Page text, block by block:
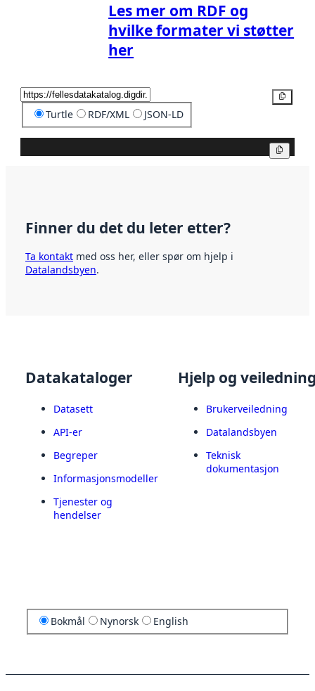
Les mer om RDF og
hvilke formater vi støtter
her
Turtle RDF/XML JSON-LD
Finner du det du leter etter?
Ta kontakt med oss her, eller spør om hjelp i
Datalandsbyen.
Datakataloger
Datasett
API-er
Begreper
Informasjonsmodeller
Tjenester og
hendelser
Hjelp og
Brukerveiledning
Datalandsbyen
Teknisk
dokumentasjon
Bokmål Nynorsk English